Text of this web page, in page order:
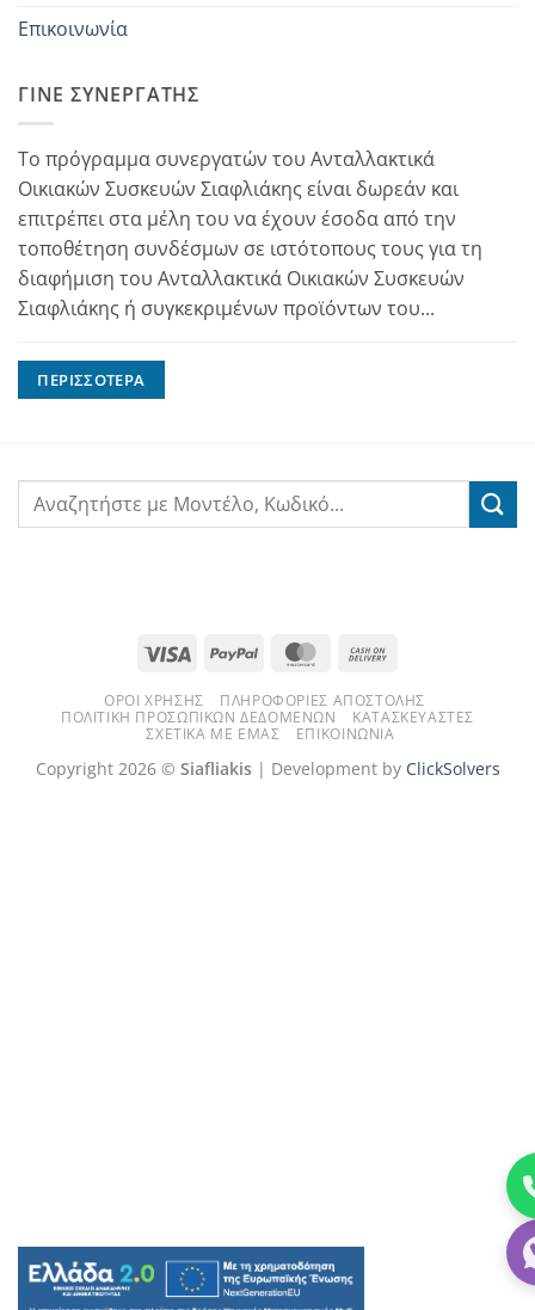
Επικοινωνία
ΓΊΝΕ ΣΥΝΕΡΓΆΤΗΣ
Το πρόγραμμα συνεργατών του Ανταλλακτικά
Οικιακών Συσκευών Σιαφλιάκης είναι δωρεάν και
επιτρέπει στα μέλη του να έχουν έσοδα από την
τοποθέτηση συνδέσμων σε ιστότοπους τους για τη
διαφήμιση του Ανταλλακτικά Οικιακών Συσκευών
Σιαφλιάκης ή συγκεκριμένων προϊόντων του...
ΠΕΡΙΣΣΌΤΕΡΑ
Visa PayPal MasterCard
Delivery
ΌΡΟΙ ΧΡΉΣΗΣ
ΠΛΗΡΟΦΟΡΊΕΣ ΑΠΟΣΤΟΛΉΣ
ΠΟΛΙΤΙΚΉ ΠΡΟΣΩΠΙΚΏΝ ΔΕΔΟΜΈΝΩΝ
ΚΑΤΑΣΚΕΥΑΣΤΈΣ
ΣΧΕΤΙΚΆ ΜΕ ΕΜΆΣ
ΕΠΙΚΟΙΝΩΝΊΑ
Copyright 2026 © Siafliakis| Development by ClickSolvers